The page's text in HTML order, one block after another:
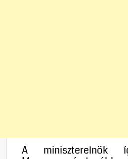
A miniszterelnök